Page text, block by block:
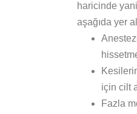
haricinde
aşağıda yer
için cilt
Fazla